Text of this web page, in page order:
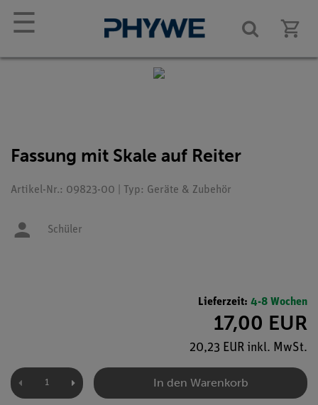
☰
Fassung mit Skale auf Reiter
Artikel-Nr.: 09823-00 | Typ: Geräte & Zubehör
Schüler
Lieferzeit: 4-8 Wochen
17,00 EUR
20,23 EUR inkl. MwSt.
In den Warenkorb